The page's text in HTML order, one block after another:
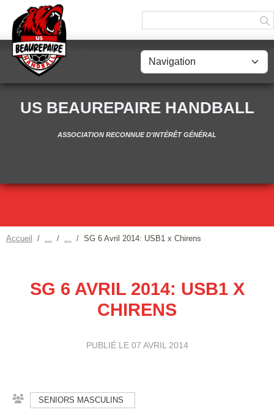
US BEAUREPAIRE HANDBALL
ASSOCIATION RECONNUE D'INTÉRÊT GÉNÉRAL
Accueil SG 6 Avril 2014: USB1 x Chirens
SG 6 AVRIL 2014: USB1 X
CHIRENS
PUBLIÉ LE 07 AVRIL 2014
SENIORS MASCULINS
Panneau de gestion des cookies